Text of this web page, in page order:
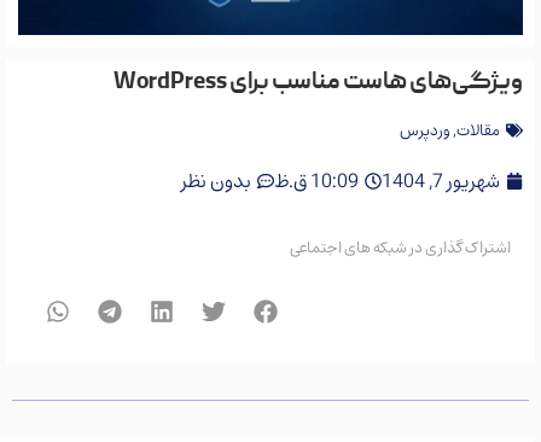
ویژگی‌های هاست مناسب برای WordPress
مقالات,وردپرس
شهریور 7, 1404 10:09 ق.ظ بدون نظر
اشتراک گذاری در شبکه های اجتماعی